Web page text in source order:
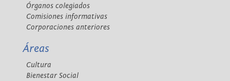
Órganos colegiados
Comisiones informativas
Corporaciones anteriores
Áreas
Cultura
Bienestar Social